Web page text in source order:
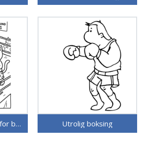
Utskriftbar boksing for barn Utrolig boksing